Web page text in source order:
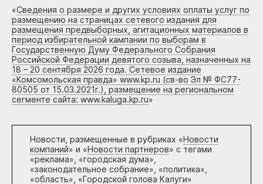
«Сведения о размере и других условиях оплаты услуг по
размещению на страницах сетевого издания для
размещения предвыборных, агитационных материалов в
период избирательной кампании по выборам в
Государственную Думу Федерального Собрания
Российской Федерации девятого созыва, назначенных на
18 – 20 сентября 2026 года. Сетевое издание
«Комсомольская правда» www.kp.ru (св-во Эл № ФС77-
80505 от 15.03.2021г.), размещение на региональном
сегменте сайта: www.kaluga.kp.ru»
Новости, размещенные в рубриках «Новости
компаний» и «Новости партнеров» с тегами
«реклама», «городская дума»,
«законодательное собрание», «политика»,
«область», «Городской голова Калуги»